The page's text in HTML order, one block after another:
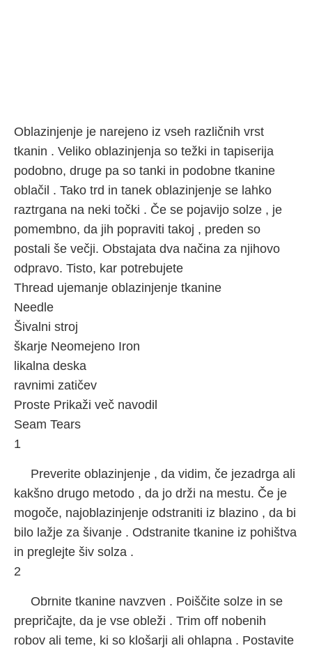
Oblazinjenje je narejeno iz vseh različnih vrst
tkanin . Veliko oblazinjenja so težki in tapiserija
podobno, druge pa so tanki in podobne tkanine
oblačil . Tako trd in tanek oblazinjenje se lahko
raztrgana na neki točki . Če se pojavijo solze , je
pomembno, da jih popraviti takoj , preden so
postali še večji. Obstajata dva načina za njihovo
odpravo. Tisto, kar potrebujete
Thread ujemanje oblazinjenje tkanine
Needle
Šivalni stroj
škarje Neomejeno Iron
likalna deska
ravnimi zatičev
Proste Prikaži več navodil
Seam Tears
1
Preverite oblazinjenje , da vidim, če jezadrga ali
kakšno drugo metodo , da jo drži na mestu. Če je
mogoče, najoblazinjenje odstraniti iz blazino , da bi
bilo lažje za šivanje . Odstranite tkanine iz pohištva
in preglejte šiv solza .
2
Obrnite tkanine navzven . Poiščite solze in se
prepričajte, da je vse obleži . Trim off nobenih
robov ali teme, ki so klošarji ali ohlapna . Postavite